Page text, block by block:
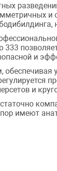
и
и
имеют